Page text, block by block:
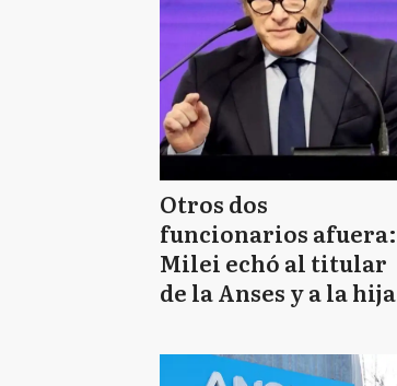
Otros dos
funcionarios afuera:
Milei echó al titular
de la Anses y a la hija
embajada en la OEA